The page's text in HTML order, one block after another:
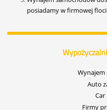
posiadamy w firmowej
Wynajem
Auto
Firmy